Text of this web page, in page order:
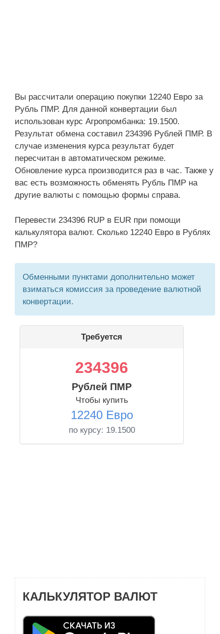
Вы рассчитали операцию покупки 12240 Евро за
Рубль ПМР. Для данной конвертации был
использован курс Агропромбанка: 19.1500.
Результат обмена составил 234396 Рублей ПМР. В
случае изменения курса результат будет
пересчитан в автоматическом режиме.
Обновление курса производится раз в час. Также у
вас есть возможность обменять Рубль ПМР на
другие валюты с помощью формы справа.
Перевести 234396 RUP в EUR при помощи
калькулятора валют. Сколько 12240 Евро в Рублях
ПМР?
Обменными пунктами дополнительно может
взиматься комиссия за проведение валютной
конвертации.
Требуется
234396
Рублей ПМР
Чтобы купить
12240 Евро
по курсу: 19.1500
КАЛЬКУЛЯТОР ВАЛЮТ